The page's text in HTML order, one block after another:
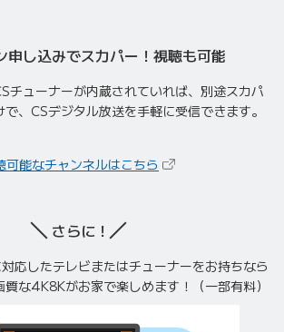
申し込みでスカパー！視聴も可能
チューナーが内蔵されていれば、別途スカパ
、CSデジタル放送を手軽に受信できます。
可能なチャンネルはこちら （新しいタブで開き
さらに！
応したテレビまたはチューナーをお持ちなら
な4K8Kがお家で楽しめます！（一部有料）